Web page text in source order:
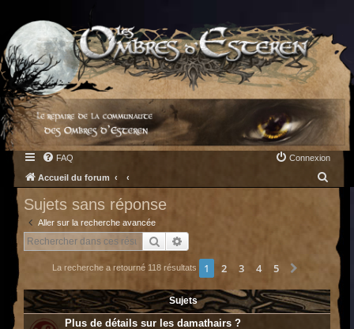
FAQ Connexion
Accueil du forum
c
h
Sujets sans réponse
Aller sur la recherche avancée
Rechercher
La recherche a retourné 118 résultats 1 2 3 4 5
Sujets
Plus de détails sur les damathairs ?